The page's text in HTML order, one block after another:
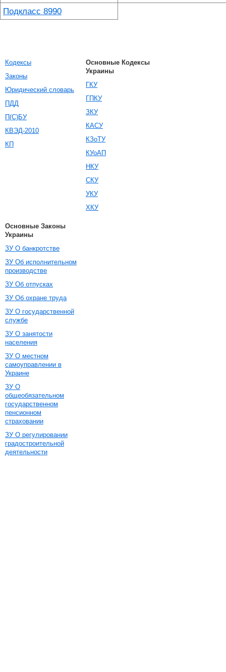
Подкласс 8990
Кодексы
Законы
Юридический словарь
ПДД
П(С)БУ
КВЭД-2010
КП
Основные Кодексы
Украины
ГКУ
ГПКУ
ЗКУ
КАСУ
КЗоТУ
КУоАП
НКУ
СКУ
УКУ
ХКУ
Основные Законы
Украины
ЗУ О банкротстве
ЗУ Об исполнительном
производстве
ЗУ Об отпусках
ЗУ Об охране труда
ЗУ О государственной
службе
ЗУ О занятости
населения
ЗУ О местном
самоуправлении в
Украине
ЗУ О
общеобязательном
государственном
пенсионном
страховании
ЗУ О регулировании
градостроительной
деятельности